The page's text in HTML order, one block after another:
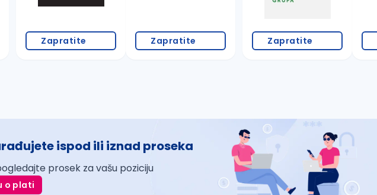
Zapratite Zapratite Zapratite
ispod ili iznad proseka
prosek za vašu poziciju
o plati